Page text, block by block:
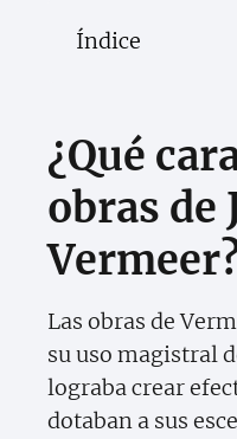
Índice
¿Qué
obras de
Las obras de
su uso magistral
lograba crear
dotaban a sus